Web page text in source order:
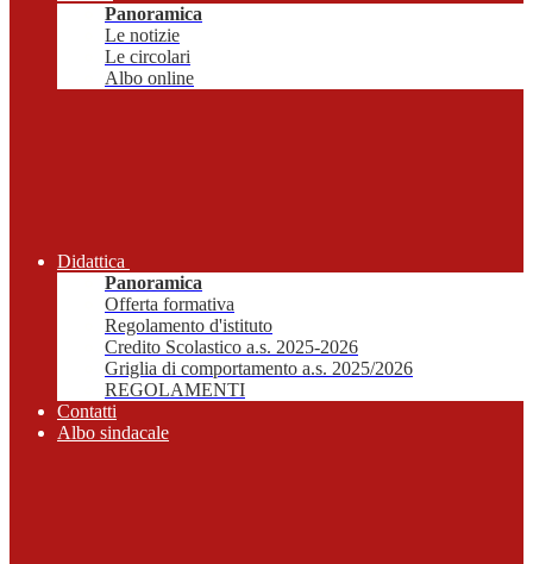
Panoramica
Le notizie
Le circolari
Albo online
Didattica
Panoramica
Offerta formativa
Regolamento d'istituto
Credito Scolastico a.s. 2025-2026
Griglia di comportamento a.s. 2025/2026
REGOLAMENTI
Contatti
Albo sindacale